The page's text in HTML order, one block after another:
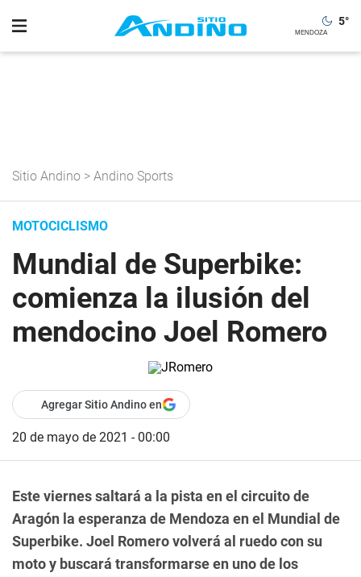
5°
Sitio Andino > Andino Sports
MOTOCICLISMO
Mundial de Superbike:
comienza la ilusión del
mendocino Joel Romero
Agregar Sitio Andino en
20 de mayo de 2021 - 00:00
Este viernes saltará a la pista en el circuito de
Aragón la esperanza de Mendoza en el Mundial de
Superbike. Joel Romero volverá al ruedo con su
moto y buscará transformarse en uno de los